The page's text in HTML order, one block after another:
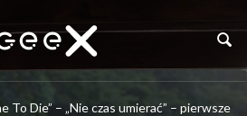
To Die” – „Nie czas umierać” – pierwsze